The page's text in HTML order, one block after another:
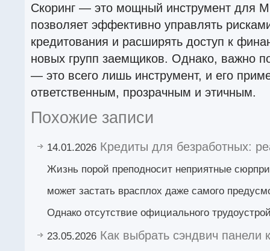
Скоринг — это мощный инструмент для
позволяет эффективно управлять
кредитования и расширять доступ к
новых групп заемщиков. Однако, важно
— это всего лишь инструмент, и его
ответственным, прозрачным и этичным.
Похожие записи
14.01.2026 Кредиты для безработных:
Жизнь порой преподносит неприятные
может застать врасплох даже самого
Однако отсутствие официального
23.05.2026 Как выбрать сэндвич панели